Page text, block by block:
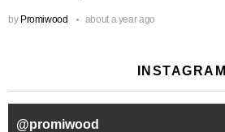
by Promiwood about a year ago
INSTAGRAM
@promiwood